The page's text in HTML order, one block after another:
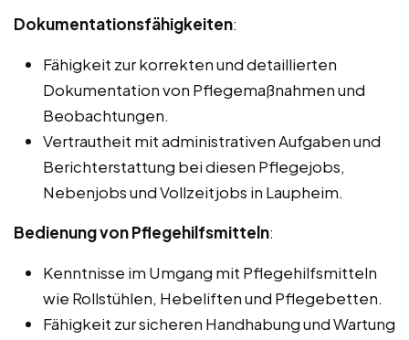
Dokumentationsfähigkeiten:
Fähigkeit zur korrekten und detaillierten
Dokumentation von Pflegemaßnahmen und
Beobachtungen.
Vertrautheit mit administrativen Aufgaben und
Berichterstattung bei diesen Pflegejobs,
Nebenjobs und Vollzeitjobs in Laupheim.
Bedienung von Pflegehilfsmitteln:
Kenntnisse im Umgang mit Pflegehilfsmitteln
wie Rollstühlen, Hebeliften und Pflegebetten.
Fähigkeit zur sicheren Handhabung und Wartung